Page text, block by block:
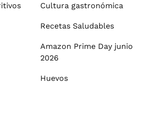
Cultura gastronómica
Recetas Saludables
Amazon Prime Day junio
2026
Huevos